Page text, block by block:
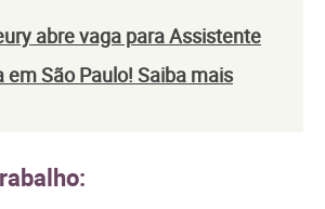
abre vaga para Assistente
em São Paulo! Saiba mais